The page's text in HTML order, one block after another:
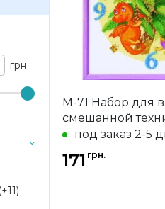
грн.
М-71 Набор для
смешанной
под заказ 2-5
171 грн.